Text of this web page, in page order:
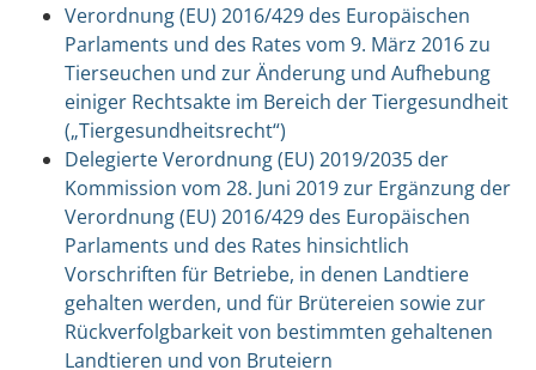
Verordnung (EU) 2016/429 des Europäischen
Parlaments und des Rates vom 9. März 2016 zu
Tierseuchen und zur Änderung und Aufhebung
einiger Rechtsakte im Bereich der Tiergesundheit
(„Tiergesundheitsrecht“)
Delegierte Verordnung (EU) 2019/2035 der
Kommission vom 28. Juni 2019 zur Ergänzung der
Verordnung (EU) 2016/429 des Europäischen
Parlaments und des Rates hinsichtlich
Vorschriften für Betriebe, in denen Landtiere
gehalten werden, und für Brütereien sowie zur
Rückverfolgbarkeit von bestimmten gehaltenen
Landtieren und von Bruteiern